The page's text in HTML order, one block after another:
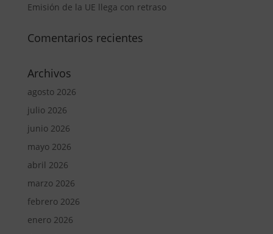
Emisión de la UE llega con retraso
Comentarios recientes
Archivos
agosto 2026
julio 2026
junio 2026
mayo 2026
abril 2026
marzo 2026
febrero 2026
enero 2026